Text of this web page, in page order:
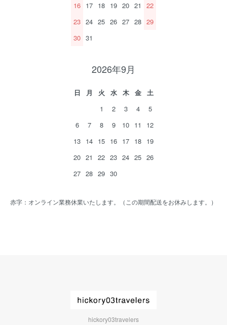
16 17 18 19 20 21
22
23 24 25 26 27 28 29
30 31
2026年9月
日 月 火 水 木 金
土
1
2 3 4
5
6
7 8 9 10 11
12
13 14 15 16 17 18 19
20 21 22 23 24 25 26
27 28 29 30
赤字：オンライン業務休業いたします。（この期間配送をお休みします。）
hickory03travelers